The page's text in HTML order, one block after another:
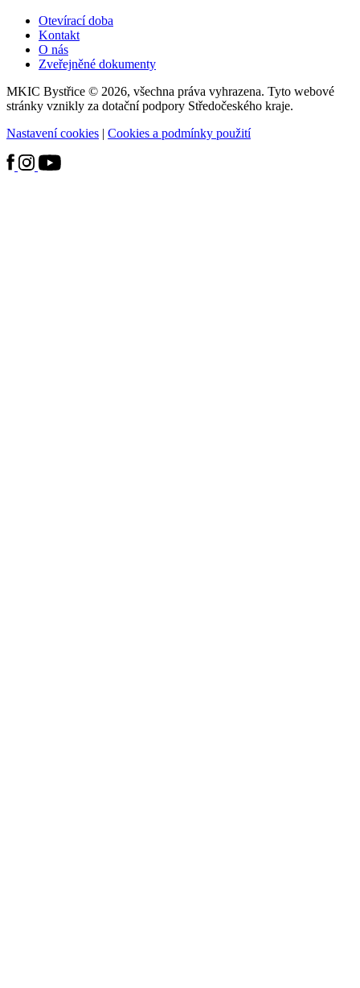
Otevírací doba
Kontakt
O nás
Zveřejněné dokumenty
MKIC Bystřice © 2026, všechna práva vyhrazena. Tyto webové
stránky vznikly za dotační podpory Středočeského kraje.
Nastavení cookies | Cookies a podmínky použití